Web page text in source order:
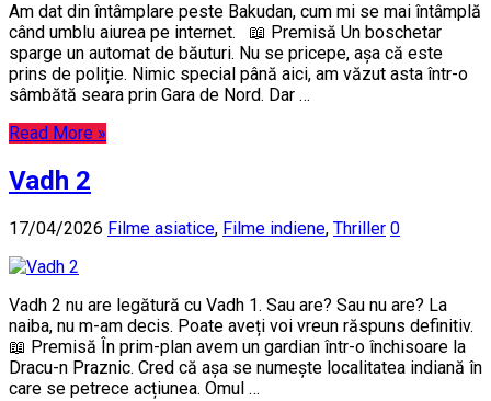
Am dat din întâmplare peste Bakudan, cum mi se mai întâmplă
când umblu aiurea pe internet. 📖 Premisă Un boschetar
sparge un automat de băuturi. Nu se pricepe, așa că este
prins de poliție. Nimic special până aici, am văzut asta într-o
sâmbătă seara prin Gara de Nord. Dar …
Read More »
Vadh 2
17/04/2026 Filme asiatice, Filme indiene, Thriller 0
Vadh 2 nu are legătură cu Vadh 1. Sau are? Sau nu are? La
naiba, nu m-am decis. Poate aveți voi vreun răspuns definitiv.
📖 Premisă În prim-plan avem un gardian într-o închisoare la
Dracu-n Praznic. Cred că așa se numește localitatea indiană în
care se petrece acțiunea. Omul …